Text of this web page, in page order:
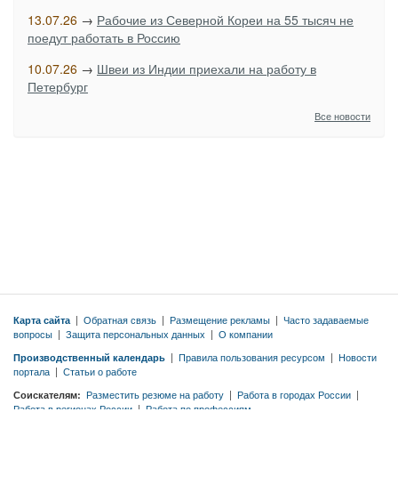
13.07.26 → Рабочие из Северной Кореи на 55 тысяч не
поедут работать в Россию
10.07.26 → Швеи из Индии приехали на работу в
Петербург
Все новости
Карта сайта | Обратная связь | Размещение рекламы | Часто задаваемые
вопросы | Защита персональных данных | О компании
Производственный календарь | Правила пользования ресурсом | Новости
портала | Статьи о работе
Соискателям: Разместить резюме на работу | Работа в городах России |
Работа в регионах России | Работа по профессиям